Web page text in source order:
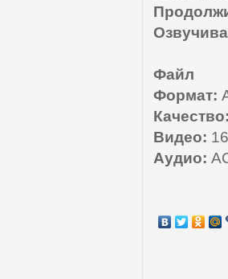
Файл
Формат:
Видео:
Аудио: